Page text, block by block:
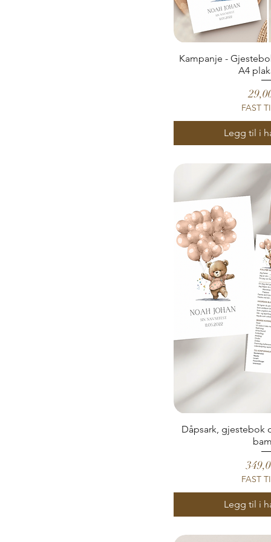
Kampanje -
A4
Pris
FAST
Legg til i
Dåpsark, gjestebok
Pris
FAST
Legg til i